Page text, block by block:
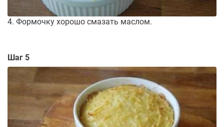
4. Формочку хорошо смазать маслом.
Шаг 5